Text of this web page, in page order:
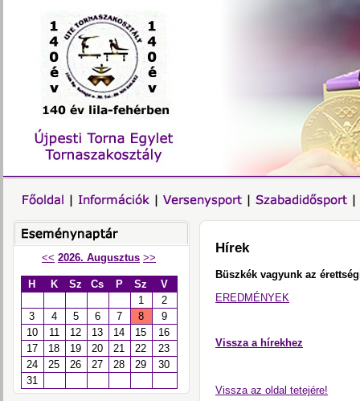
<< 2026. Augusztus >>
H K Sz Cs P Sz
V
1
2
3
4 5 6 7 8
9
10
11 12 13 14 15
16
17
18 19 20 21 22
23
24
25 26 27 28 29
30
31
Hírek
Büszkék vagyunk az
EREDMÉNYEK
Vissza a hírekhez
Vissza az oldal tetejére!